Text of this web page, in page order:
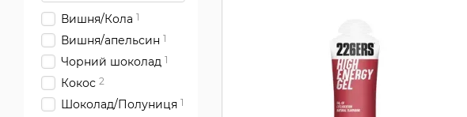
Вишня/Кола 1
Вишня/апельсин 1
Чорний шоколад 1
Кокос 2
Шоколад/Полуниця 1